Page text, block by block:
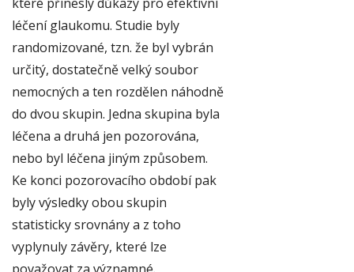
léčení glaukomu. Studie byly
randomizované, tzn. že byl vybrán
určitý, dostatečně velký soubor
nemocných a ten rozdělen náhodně
do dvou skupin. Jedna skupina byla
léčena a druhá jen pozorována,
nebo byl léčena jiným způsobem.
Ke konci pozorovacího období pak
byly výsledky obou skupin
statisticky srovnány a z toho
vyplynuly závěry, které lze